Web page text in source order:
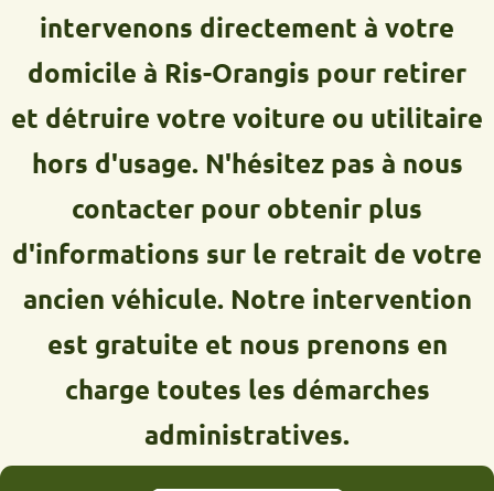
intervenons directement à votre
domicile à Ris-Orangis pour retirer
et détruire votre voiture ou utilitaire
hors d'usage. N'hésitez pas à nous
contacter pour obtenir plus
d'informations sur le retrait de votre
ancien véhicule. Notre intervention
est gratuite et nous prenons en
charge toutes les démarches
administratives.